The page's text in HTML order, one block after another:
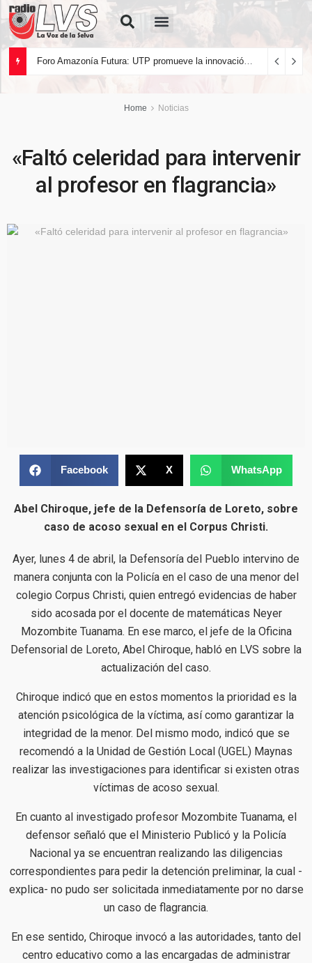
Home Noticias
«Faltó celeridad para intervenir
al profesor en flagrancia»
Facebook X WhatsApp
Abel Chiroque, jefe de la Defensoría de Loreto, sobre
caso de acoso sexual en el Corpus Christi.
Ayer, lunes 4 de abril, la Defensoría del Pueblo intervino de
manera conjunta con la Policía en el caso de una menor del
colegio Corpus Christi, quien entregó evidencias de haber
sido acosada por el docente de matemáticas Neyer
Mozombite Tuanama. En ese marco, el jefe de la Oficina
Defensorial de Loreto, Abel Chiroque, habló en LVS sobre la
actualización del caso.
Chiroque indicó que en estos momentos la prioridad es la
atención psicológica de la víctima, así como garantizar la
integridad de la menor. Del mismo modo, indicó que se
recomendó a la Unidad de Gestión Local (UGEL) Maynas
realizar las investigaciones para identificar si existen otras
víctimas de acoso sexual.
En cuanto al investigado profesor Mozombite Tuanama, el
defensor señaló que el Ministerio Publicó y la Policía
Nacional ya se encuentran realizando las diligencias
correspondientes para pedir la detención preliminar, la cual -
explica- no pudo ser solicitada inmediatamente por no darse
un caso de flagrancia.
En ese sentido, Chiroque invocó a las autoridades, tanto del
centro educativo como a las encargadas de administrar